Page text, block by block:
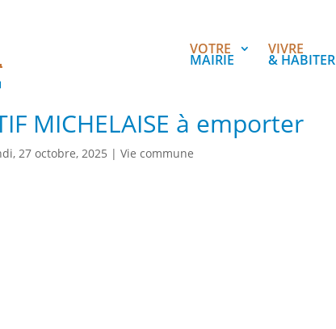
VOTRE
MAIRIE
VIVRE
& HABITER
MICHELAISE à emporter
27 octobre, 2025 |Vie commune